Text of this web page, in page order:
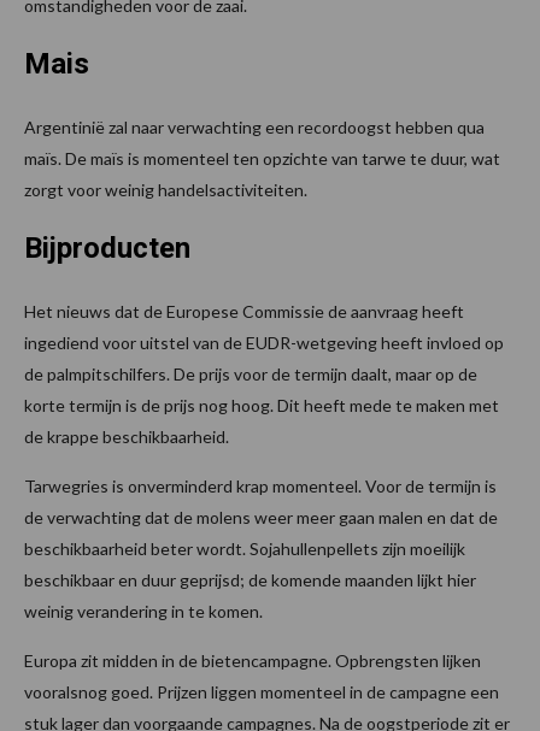
omstandigheden voor de zaai.
Mais
Argentinië zal naar verwachting een recordoogst hebben qua
maïs. De maïs is momenteel ten opzichte van tarwe te duur, wat
zorgt voor weinig handelsactiviteiten.
Bijproducten
Het nieuws dat de Europese Commissie de aanvraag heeft
ingediend voor uitstel van de EUDR-wetgeving heeft invloed op
de palmpitschilfers. De prijs voor de termijn daalt, maar op de
korte termijn is de prijs nog hoog. Dit heeft mede te maken met
de krappe beschikbaarheid.
Tarwegries is onverminderd krap momenteel. Voor de termijn is
de verwachting dat de molens weer meer gaan malen en dat de
beschikbaarheid beter wordt. Sojahullenpellets zijn moeilijk
beschikbaar en duur geprijsd; de komende maanden lijkt hier
weinig verandering in te komen.
Europa zit midden in de bietencampagne. Opbrengsten lijken
vooralsnog goed. Prijzen liggen momenteel in de campagne een
stuk lager dan voorgaande campagnes. Na de oogstperiode zit er